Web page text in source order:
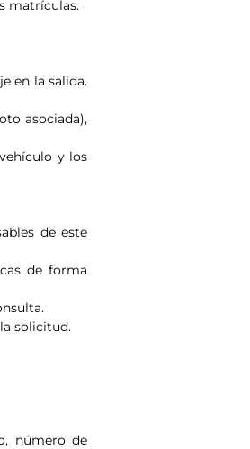
matrículas.
en la salida.
asociada),
y los
de este
de forma
solicitud.
número de